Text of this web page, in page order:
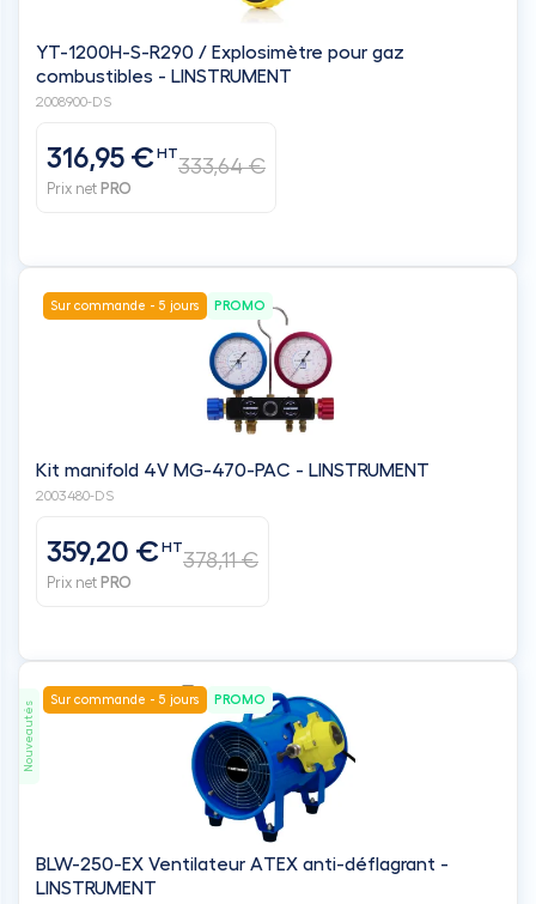
YT-1200H-S-R290 / Explosimètre pour gaz
combustibles - LINSTRUMENT
2008900-DS
316,95 €HT
Prix net PRO
333,64 €
Sur commande - 5 jours PROMO
Kit manifold 4V MG-470-PAC - LINSTRUMENT
2003480-DS
359,20 €HT
Prix net PRO
378,11 €
Nouveautés
Sur commande - 5 jours PROMO
BLW-250-EX Ventilateur ATEX anti-déflagrant -
LINSTRUMENT